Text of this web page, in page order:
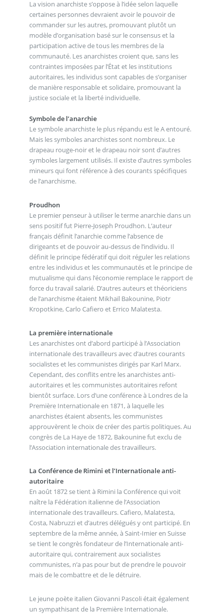
La vision anarchiste s’oppose à l’idée selon laquelle
certaines personnes devraient avoir le pouvoir de
commander sur les autres, promouvant plutôt un
modèle d’organisation basé sur le consensus et la
participation active de tous les membres de la
communauté. Les anarchistes croient que, sans les
contraintes imposées par l’État et les institutions
autoritaires, les individus sont capables de s’organiser
de manière responsable et solidaire, promouvant la
justice sociale et la liberté individuelle.
Symbole de l’anarchie
Le symbole anarchiste le plus répandu est le A entouré.
Mais les symboles anarchistes sont nombreux. Le
drapeau rouge-noir et le drapeau noir sont d’autres
symboles largement utilisés. Il existe d’autres symboles
mineurs qui font référence à des courants spécifiques
de l’anarchisme.
Proudhon
Le premier penseur à utiliser le terme anarchie dans un
sens positif fut Pierre-Joseph Proudhon. L’auteur
français définit l’anarchie comme l’absence de
dirigeants et de pouvoir au-dessus de l’individu. Il
définit le principe fédératif qui doit réguler les relations
entre les individus et les communautés et le principe de
mutualisme qui dans l’économie remplace le rapport de
force du travail salarié. D’autres auteurs et théoriciens
de l’anarchisme étaient Mikhaïl Bakounine, Piotr
Kropotkine, Carlo Cafiero et Errico Malatesta.
La première internationale
Les anarchistes ont d’abord participé à l’Association
internationale des travailleurs avec d’autres courants
socialistes et les communistes dirigés par Karl Marx.
Cependant, des conflits entre les anarchistes anti-
autoritaires et les communistes autoritaires refont
bientôt surface. Lors d’une conférence à Londres de la
Première Internationale en 1871, à laquelle les
anarchistes étaient absents, les communistes
approuvèrent le choix de créer des partis politiques. Au
congrès de La Haye de 1872, Bakounine fut exclu de
l’Association internationale des travailleurs.
La Conférence de Rimini et l’Internationale anti-
autoritaire
En août 1872 se tient à Rimini la Conférence qui voit
naître la Fédération italienne de l’Association
internationale des travailleurs. Cafiero, Malatesta,
Costa, Nabruzzi et d’autres délégués y ont participé. En
septembre de la même année, à Saint-Imier en Suisse
se tient le congrès fondateur de l’Internationale anti-
autoritaire qui, contrairement aux socialistes
communistes, n’a pas pour but de prendre le pouvoir
mais de le combattre et de le détruire.
Le jeune poète italien Giovanni Pascoli était également
un sympathisant de la Première Internationale.